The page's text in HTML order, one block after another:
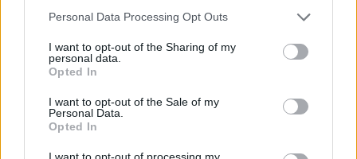
Personal Data Processing Opt Outs
I want to opt-out of the Sharing of my
personal data.
Opted In
I want to opt-out of the Sale of my
Personal Data.
Opted In
I want to opt-out of processing my